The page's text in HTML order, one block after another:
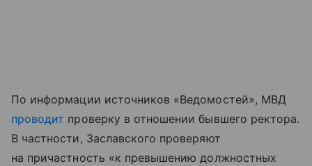
По информации источников «Ведомостей», МВД
проводит проверку в отношении бывшего ректора.
В частности, Заславского проверяют
на причастность «к превышению должностных